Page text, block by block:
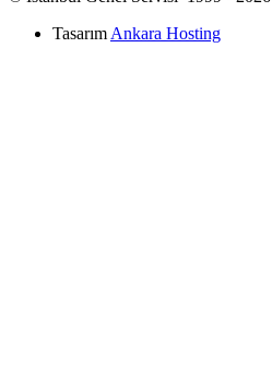
Tasarım Ankara Hosting